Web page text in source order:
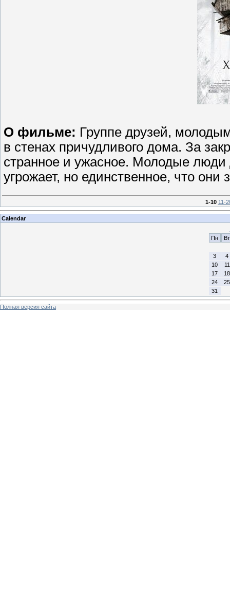
О фильме: Группе друзей,
в стенах причудливого дома. За
странное и ужасное. Молодые
угрожает, но единственное, что
1-10 11-
Calendar
Пн
Вт
3
4
10
11
17
18
24
25
31
Полная версия сайта